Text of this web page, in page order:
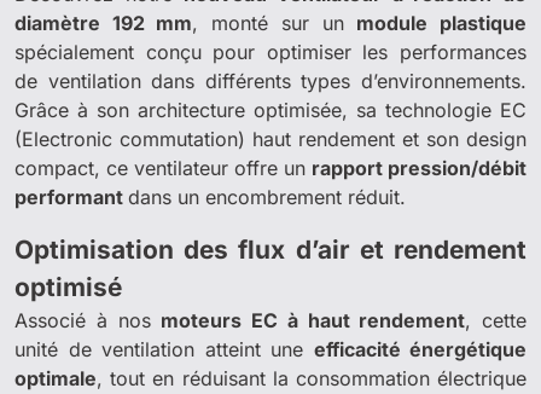
diamètre 192 mm, monté sur un module plastique
spécialement conçu pour optimiser les performances
de ventilation dans différents types d’environnements.
Grâce à son architecture optimisée, sa technologie EC
(Electronic commutation) haut rendement et son design
compact, ce ventilateur offre un rapport pression/débit
performant dans un encombrement réduit.
Optimisation des flux d’air et rendement
optimisé
Associé à nos moteurs EC à haut rendement, cette
unité de ventilation atteint une efficacité énergétique
optimale, tout en réduisant la consommation électrique